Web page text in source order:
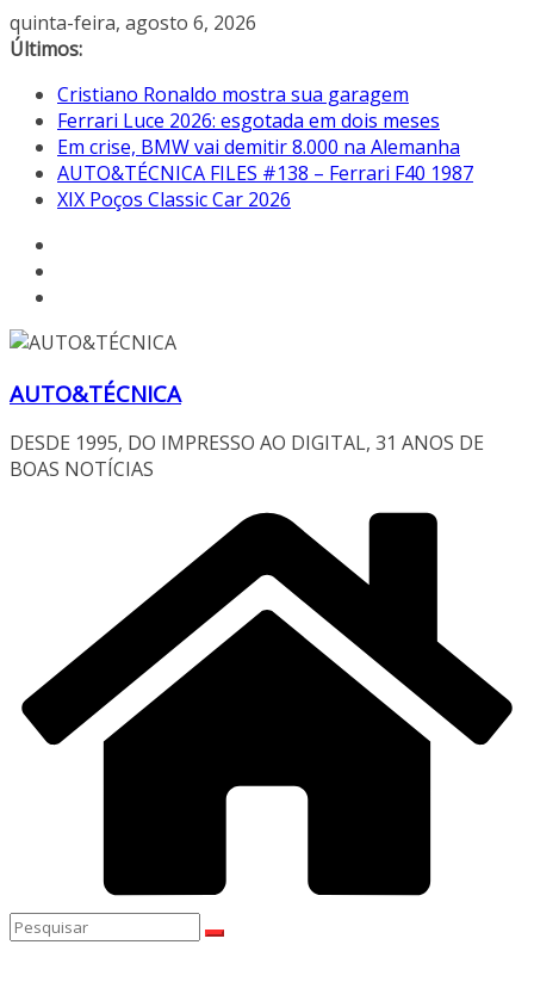
Pular
para
conteúdo
quinta-feira, agosto 6, 2026
Últimos:
Cristiano Ronaldo mostra sua garagem
Ferrari Luce 2026: esgotada em dois meses
Em crise, BMW vai demitir 8.000 na Alemanha
AUTO&TÉCNICA FILES #138 – Ferrari F40 1987
XIX Poços Classic Car 2026
AUTO&TÉCNICA
DESDE 1995, DO IMPRESSO AO DIGITAL, 31 ANOS DE
BOAS NOTÍCIAS